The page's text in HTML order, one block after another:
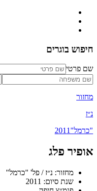
חיפוש בוגרים
שם פרטי
מחזור
נ״ז
"כרמל"2011
אופיר פלג
מחזור: נ״ז / פל' "כרמל"
שנת סיום: 2011